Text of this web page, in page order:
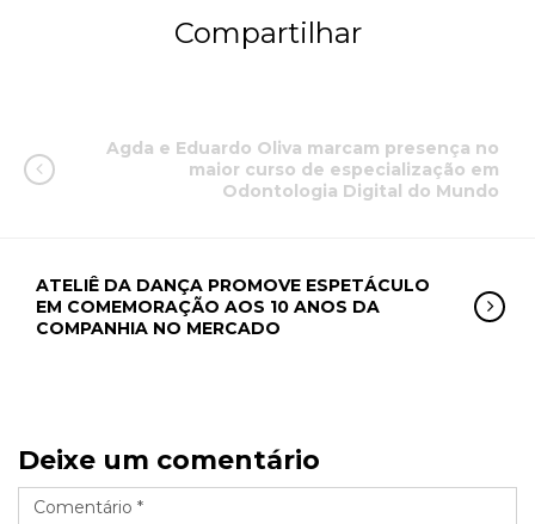
Compartilhar
Agda e Eduardo Oliva marcam presença no
maior curso de especialização em
Odontologia Digital do Mundo
ATELIÊ DA DANÇA PROMOVE ESPETÁCULO
EM COMEMORAÇÃO AOS 10 ANOS DA
COMPANHIA NO MERCADO
Deixe um comentário